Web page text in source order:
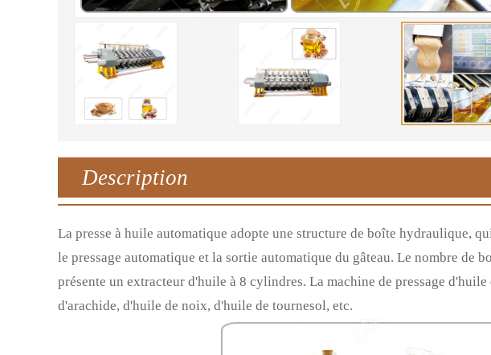
Description
La presse à huile automatique adopte une structure de boîte hydraulique,
le pressage automatique et la sortie automatique du gâteau. Le nombre de
présente un extracteur d'huile à 8 cylindres. La machine de pressage
d'arachide, d'huile de noix, d'huile de tournesol, etc.